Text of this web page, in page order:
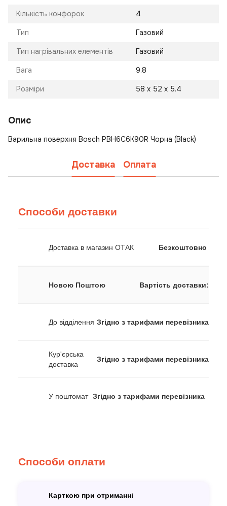
Кількість конфорок 4
Тип Газовий
Тип нагрівальних елементів Газовий
Вага 9.8
Розміри 58 х 52 х 5.4
Опис
Варильна поверхня Bosch PBH6C6K90R Чорна (Black)
Доставка Оплата
Способи доставки
Доставка в магазин ОТАК Безкоштовно
Новою Поштою Вартість доставки:
До відділення Згідно з тарифами перевізника
Кур'єрська
доставка
Згідно з тарифами перевізника
У поштомат Згідно з тарифами перевізника
Способи оплати
Карткою при отриманні